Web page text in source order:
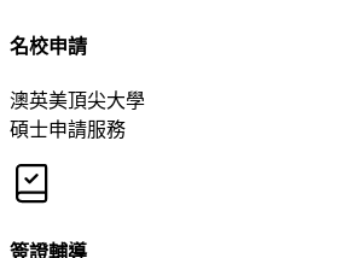
名校申請
澳英美頂尖大學
碩士申請服務
簽證輔導